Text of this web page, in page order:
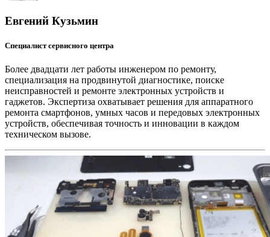
Евгений Кузьмин
Специалист сервисного центра
Более двадцати лет работы инженером по ремонту,
специализация на продвинутой диагностике, поиске
неисправностей и ремонте электронных устройств и
гаджетов. Экспертиза охватывает решения для аппаратного
ремонта смартфонов, умных часов и передовых электронных
устройств, обеспечивая точность и инновации в каждом
техническом вызове.